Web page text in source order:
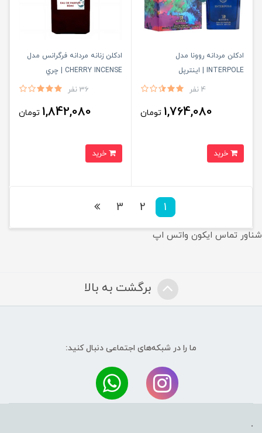
ادكلن مردانه روونا مدل
INTERPOLE | اينترپل
4 نفر
1,764,080 تومان
ادكلن زنانه مردانه فرگرانس مدل
CHERRY INCENSE | چري
36 نفر
1,842,080 تومان
1
2
3
شناور تماس ایکون واتس اپ
برگشت به بالا
ما را در شبکه‌های اجتماعی دنبال کنید:
.